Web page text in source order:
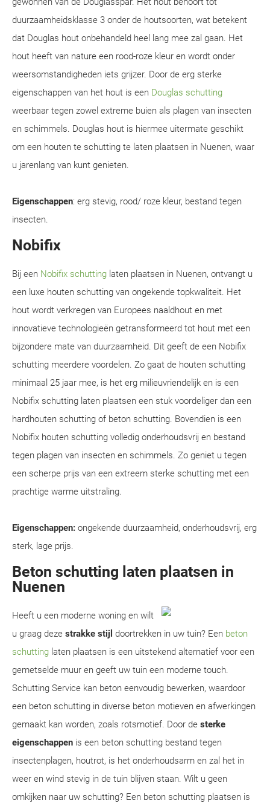
duurzaamheidsklasse 3 onder de houtsoorten, wat betekent
dat Douglas hout onbehandeld heel lang mee zal gaan. Het
hout heeft van nature een rood-roze kleur en wordt onder
weersomstandigheden iets grijzer. Door de erg sterke
eigenschappen van het hout is een Douglas schutting
weerbaar tegen zowel extreme buien als plagen van insecten
en schimmels. Douglas hout is hiermee uitermate geschikt
om een houten te schutting te laten plaatsen in Nuenen, waar
u jarenlang van kunt genieten.
Eigenschappen: erg stevig, rood/ roze kleur, bestand tegen
insecten.
Nobifix
Bij een Nobifix schutting laten plaatsen in Nuenen, ontvangt u
een luxe houten schutting van ongekende topkwaliteit. Het
hout wordt verkregen van Europees naaldhout en met
innovatieve technologieën getransformeerd tot hout met een
bijzondere mate van duurzaamheid. Dit geeft de een Nobifix
schutting meerdere voordelen. Zo gaat de houten schutting
minimaal 25 jaar mee, is het erg milieuvriendelijk en is een
Nobifix schutting laten plaatsen een stuk voordeliger dan een
hardhouten schutting of beton schutting. Bovendien is een
Nobifix houten schutting volledig onderhoudsvrij en bestand
tegen plagen van insecten en schimmels. Zo geniet u tegen
een scherpe prijs van een extreem sterke schutting met een
prachtige warme uitstraling.
Eigenschappen: ongekende duurzaamheid, onderhoudsvrij, erg
sterk, lage prijs.
Beton schutting laten plaatsen in
Nuenen
Heeft u een moderne woning en wilt
u graag deze strakke stijl doortrekken in uw tuin? Een beton
schutting laten plaatsen is een uitstekend alternatief voor een
gemetselde muur en geeft uw tuin een moderne touch.
Schutting Service kan beton eenvoudig bewerken, waardoor
een beton schutting in diverse beton motieven en afwerkingen
gemaakt kan worden, zoals rotsmotief. Door de sterke
eigenschappen is een beton schutting bestand tegen
insectenplagen, houtrot, is het onderhoudsarm en zal het in
weer en wind stevig in de tuin blijven staan. Wilt u geen
omkijken naar uw schutting? Een beton schutting plaatsen is